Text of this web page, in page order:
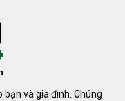
bạn và gia đình. Chúng